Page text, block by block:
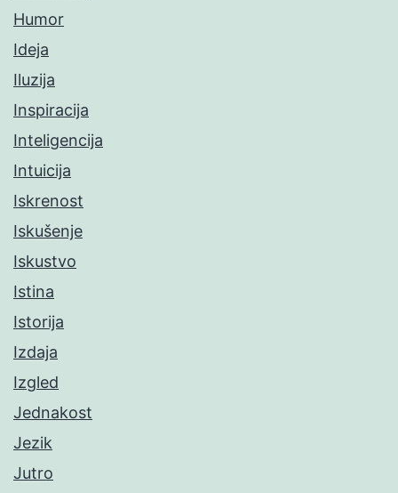
Humor
Ideja
Iluzija
Inspiracija
Inteligencija
Intuicija
Iskrenost
Iskušenje
Iskustvo
Istina
Istorija
Izdaja
Izgled
Jednakost
Jezik
Jutro